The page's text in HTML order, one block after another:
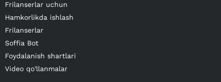
Frilanserlar uchun
Hamkorlikda ishlash
Frilanserlar
Soffia Bot
Foydalanish shartlari
Video qo'llanmalar